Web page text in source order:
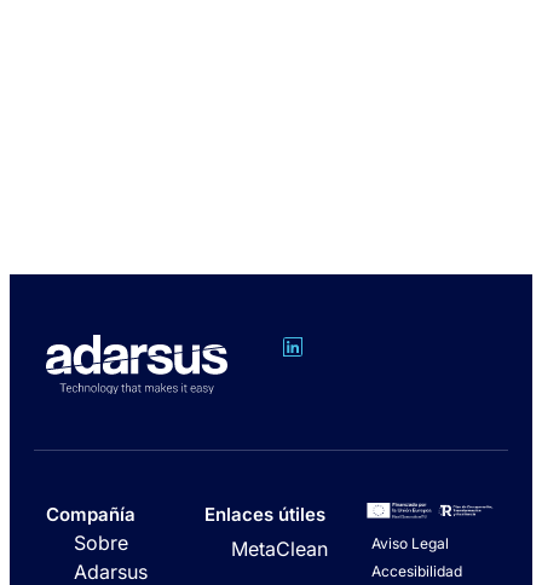
Compañía
Sobre
Adarsus
Enlaces útiles
MetaClean
Aviso Legal
Accesibilidad